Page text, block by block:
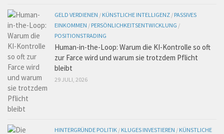
GELD VERDIENEN / KÜNSTLICHE INTELLIGENZ / PASSIVES
EINKOMMEN / PERSÖNLICHKEITSENTWICKLUNG /
POSITIONSTRADING
Human-in-the-Loop: Warum die KI-Kontrolle so oft
zur Farce wird und warum sie trotzdem Pflicht
bleibt
29 JULI, 2026
HINTERGRÜNDE POLITIK / KLUGES INVESTIEREN / KÜNSTLICHE